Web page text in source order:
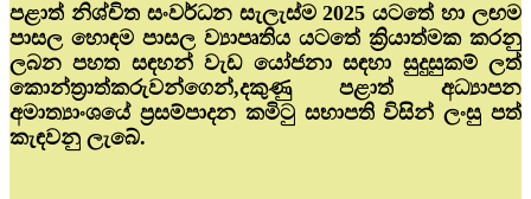
පළාත් නිශ්චිත සංවර්ධන සැලැස්ම 2025 යටතේ හා ලඟම
පාසල හොඳම පාසල ව්‍යාපෘතිය යටතේ ක්‍රියාත්මක කරනු
ලබන පහත සඳහන් වැඩ යෝජනා සඳහා සුදුසුකම් ලත්
කොන්ත්‍රාත්කරුවන්ගෙන්,දකුණු පළාත් අධ්‍යාපන
අමාත්‍යාංශයේ ප්‍රසම්පාදන කමිටු සභාපති විසින් ලංසු පත්
කැඳවනු ලැබේ.